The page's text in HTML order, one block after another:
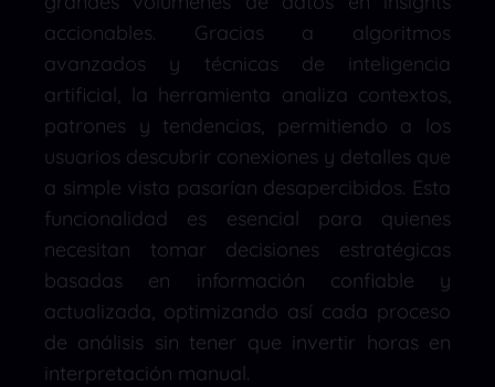
accionables. Gracias a algoritmos
avanzados y técnicas de inteligencia
artificial, la herramienta analiza contextos,
patrones y tendencias, permitiendo a los
usuarios descubrir conexiones y detalles que
a simple vista pasarían desapercibidos. Esta
funcionalidad es esencial para quienes
necesitan tomar decisiones estratégicas
basadas en información confiable y
actualizada, optimizando así cada proceso
de análisis sin tener que invertir horas en
interpretación manual.